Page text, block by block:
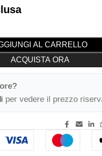
AL CARRELLO
ACQUISTA ORA
per vedere il prezzo